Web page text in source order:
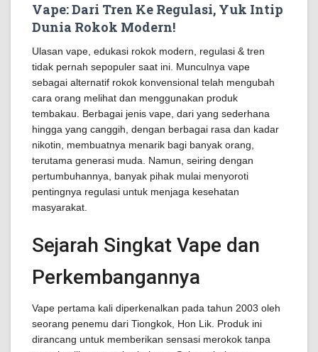
Vape: Dari Tren Ke Regulasi, Yuk Intip
Dunia Rokok Modern!
Ulasan vape, edukasi rokok modern, regulasi & tren
tidak pernah sepopuler saat ini. Munculnya vape
sebagai alternatif rokok konvensional telah mengubah
cara orang melihat dan menggunakan produk
tembakau. Berbagai jenis vape, dari yang sederhana
hingga yang canggih, dengan berbagai rasa dan kadar
nikotin, membuatnya menarik bagi banyak orang,
terutama generasi muda. Namun, seiring dengan
pertumbuhannya, banyak pihak mulai menyoroti
pentingnya regulasi untuk menjaga kesehatan
masyarakat.
Sejarah Singkat Vape dan
Perkembangannya
Vape pertama kali diperkenalkan pada tahun 2003 oleh
seorang penemu dari Tiongkok, Hon Lik. Produk ini
dirancang untuk memberikan sensasi merokok tanpa